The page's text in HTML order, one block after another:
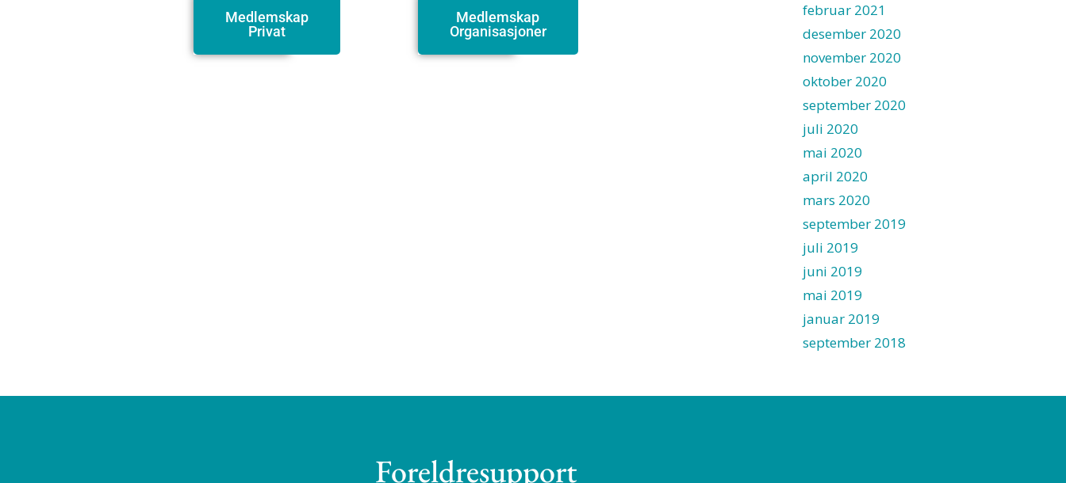
Medlemskap
Privat
Medlemskap
Organisasjoner
februar 2021
desember 2020
november 2020
oktober 2020
september 2020
juli 2020
mai 2020
april 2020
mars 2020
september 2019
juli 2019
juni 2019
mai 2019
januar 2019
september 2018
Foreldresupport